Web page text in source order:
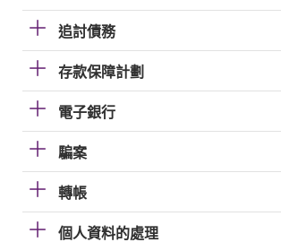
追討債務
存款保障計劃
電子銀行
騙案
轉帳
個人資料的處理